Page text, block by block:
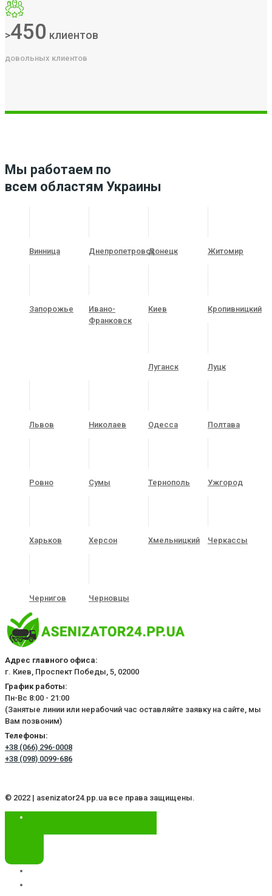
>450 клиентов
довольных клиентов
Мы работаем по
всем областям Украины
Винница ДнепропетровскДонецк Житомир
Запорожье
Ивано-
Франковск
Киев Кропивницкий
Луганск Луцк
Львов Николаев Одесса Полтава
Ровно Сумы Тернополь Ужгород
Харьков Херсон Хмельницкий Черкассы
Чернигов Черновцы
Адрес главного офиса:
г. Киев, Проспект Победы, 5, 02000
График работы:
Пн-Вс 8:00 - 21:00
(Занятые линии или нерабочий час оставляйте заявку на сайте, мы
Вам позвоним)
Телефоны:
+38 (066) 296-0008
+38 (098) 0099-686
© 2022 | asenizator24.pp.ua все права защищены.